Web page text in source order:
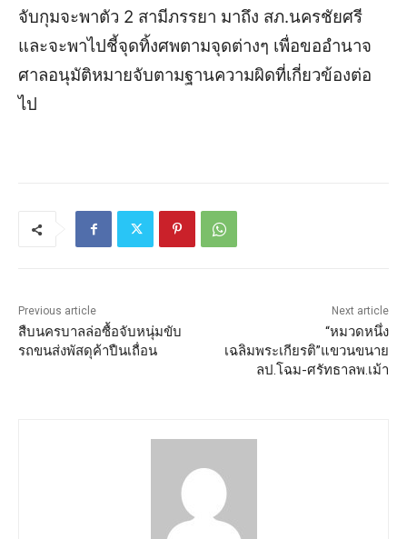
จับกุมจะพาตัว 2 สามีภรรยา มาถึง สภ.นครชัยศรี
และจะพาไปชี้จุดทิ้งศพตามจุดต่างๆ เพื่อขออำนาจ
ศาลอนุมัติหมายจับตามฐานความผิดที่เกี่ยวข้องต่อ
ไป
Previous article
สืบนครบาลล่อซื้อจับหนุ่มขับ
รถขนส่งพัสดุค้าปืนเถื่อน
Next article
“หมวดหนึ่ง
เฉลิมพระเกียรติ”แขวนขนาย
ลป.โฉม-ศรัทธาลพ.เม้า